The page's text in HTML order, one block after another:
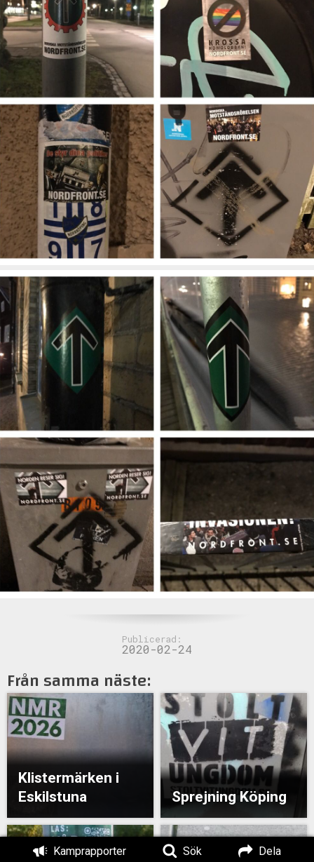
Kamprapporter Sök Dela
Publicerad:
2020-02-24
Från samma näste:
Klistermärken i
Eskilstuna
Sprejning Köping